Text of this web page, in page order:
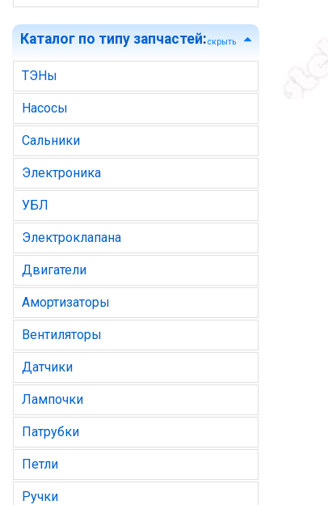
Каталог по типу запчастей:скрыть
ТЭНы
Насосы
Сальники
Электроника
УБЛ
Электроклапана
Двигатели
Амортизаторы
Вентиляторы
Датчики
Лампочки
Патрубки
Петли
Ручки